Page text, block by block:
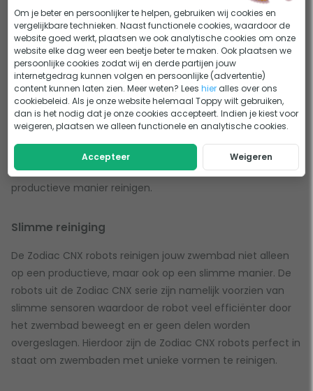
Waarom je specifiek voor een Zodiac CNX robot zou
moeten gaan en niet voor een van de andereZodiac
zwembadrobotslichten we je hieronder graag toe.
Uitstekende schoonmaakprestaties
Allereerst hebben de modellen in de Zodiac CNX serie een
grote aanzuigcapaciteit en een krachtige zuigmond. Dit in
combinatie met een constante afzuiging maakt dat de
Zodiac CNX zwembadrobots je zwembad op een zeer
productieve manier reinigen.
Slimme reiniging
De Zodiac CNX robots reinigen jouw zwembad niet alleen
op een productieve, maar ook op een slimme manier. De
robots uit de Zodiac CNX serie zijn namelijk voorzien van
slimme sensoren waardoor de robot veel efficiënter door
het zwembad beweegt en er geen delen worden
overgeslagen. Hierdoor zijn de Zodiac CNX robots perfect in
staat om zwembaden met unieke vormen te reinigen.
Om je beter en persoonlijker te helpen, gebruiken wij cookies en
vergelijkbare technieken. Naast functionele cookies, waardoor de
website goed werkt, plaatsen we ook analytische cookies om onze
website elke dag weer een beetje beter te maken. Ook plaatsen we
persoonlijke cookies zodat wij en derde partijen jouw
internetgedrag kunnen volgen en persoonlijke (advertentie)
content kunnen laten zien. Meer weten? Leeshier alles over ons
cookiebeleid. Als je onze website helemaal Toppy wilt gebruiken,
dan is het nodig dat je onze cookies accepteert. Indien je kiest voor
weigeren, plaatsen we alleen functionele en analytische cookies.
Accepteer Weigeren